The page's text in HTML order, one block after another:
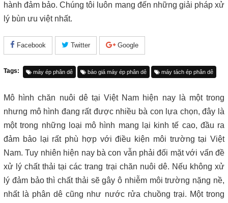
hành đảm bảo. Chúng tôi luôn mang đến những giải pháp xử
lý bùn ưu việt nhất.
Facebook Twitter Google
Tags: máy ép phân dê báo giá máy ép phân dê máy tách ép phân dê
Mô hình chăn nuôi dê tại Việt Nam hiện nay là một trong
nhưng mô hình đang rất được nhiều bà con lựa chọn, đây là
một trong những loại mô hình mang lại kinh tế cao, đầu ra
đảm bảo lại rất phù hợp với điều kiện môi trường tại Việt
Nam. Tuy nhiên hiện nay bà con vẫn phải đối mặt với vấn đề
xử lý chất thải tại các trang trại chăn nuôi dê. Nếu không xử
lý đảm bảo thì chất thải sẽ gây ô nhiễm môi trường nặng nề,
nhất là phân dê cũng như nước rửa chuồng trại. Một trong